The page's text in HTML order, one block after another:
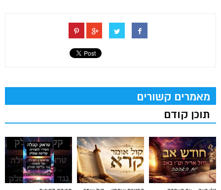
מאמרים קשורים
תוכן קודם